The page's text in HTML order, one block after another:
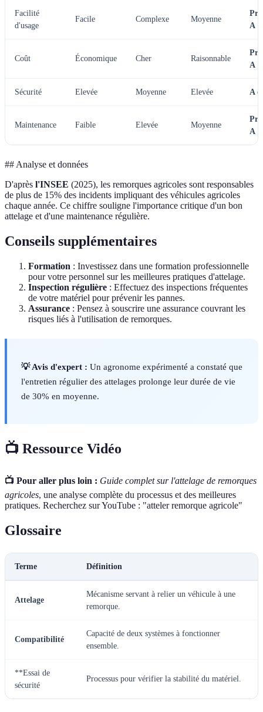
Facilité
d'usage
Facile Complexe Moyenne
A
Coût Économique Cher Raisonnable
A
Sécurité Elevée Moyenne Elevée A
Maintenance Faible Elevée Moyenne
A
## Analyse et données
D'après l'INSEE (2025), les remorques agricoles sont responsables
de plus de 15% des incidents impliquant des véhicules agricoles
chaque année. Ce chiffre souligne l'importance critique d'un bon
attelage et d'une maintenance régulière.
Conseils supplémentaires
Formation : Investissez dans une formation professionnelle
pour votre personnel sur les meilleures pratiques d'attelage.
Inspection régulière : Effectuez des inspections fréquentes
de votre matériel pour prévenir les pannes.
Assurance : Pensez à souscrire une assurance couvrant les
risques liés à l'utilisation de remorques.
💡 Avis d'expert : Un agronome expérimenté a constaté que
l'entretien régulier des attelages prolonge leur durée de vie
de 30% en moyenne.
📺 Ressource Vidéo
📺 Pour aller plus loin : Guide complet sur l'attelage de remorques
agricoles, une analyse complète du processus et des meilleures
pratiques. Recherchez sur YouTube : "atteler remorque agricole"
Glossaire
Terme Définition
Attelage
Mécanisme servant à relier un véhicule à une
remorque.
Compatibilité
Capacité de deux systèmes à fonctionner
ensemble.
**Essai de
sécurité
Processus pour vérifier la stabilité du matériel.